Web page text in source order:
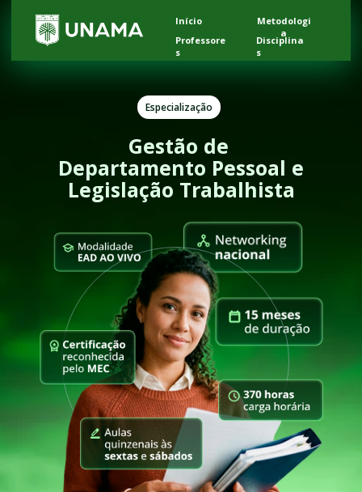
Gestão de
Departamento Pessoal e
Legislação Trabalhista
Especialização
Disciplina
s
Início
Metodologi
a
Professore
s